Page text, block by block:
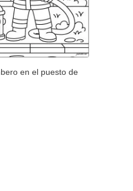
en el puesto de